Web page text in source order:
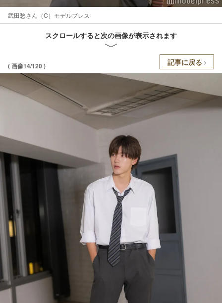
武田愁さん（C）モデルプレス
スクロールすると次の画像が表示されます
( 画像14/120 ) 記事に戻る